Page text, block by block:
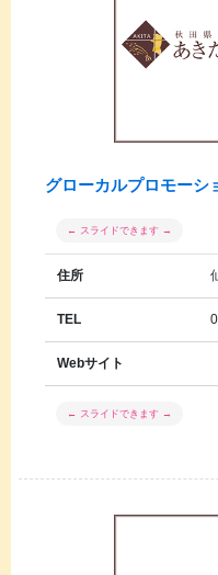
グローカルプロモーシ
住所
TEL
Webサイト